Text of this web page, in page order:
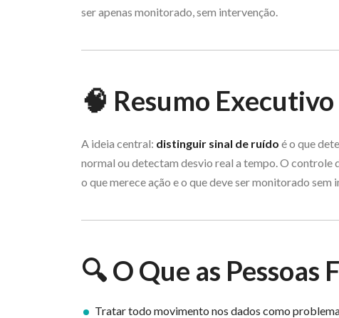
ser apenas monitorado, sem intervenção.
🧠 Resumo Executivo
A ideia central: distinguir sinal de ruído é o que
normal ou detectam desvio real a tempo. O controle
o que merece ação e o que deve ser monitorado sem
🔍 O Que as Pessoas
Tratar todo movimento nos dados como